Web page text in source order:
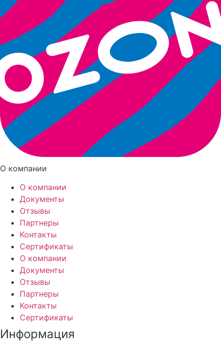
О компании
О компании
Документы
Отзывы
Партнеры
Контакты
Сертификаты
О компании
Документы
Отзывы
Партнеры
Контакты
Сертификаты
Информация